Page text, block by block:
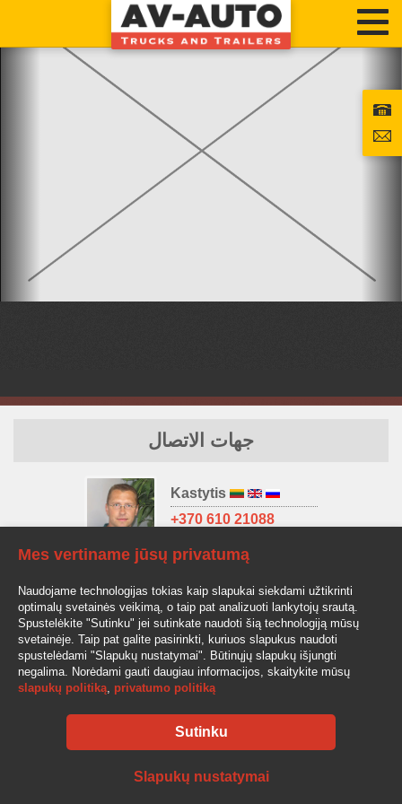
جهات الاتصال
Kastytis
+370 610 21088
+370 685 32966
antanas.stake@av-auto.lt
AV-AUTO, "Amžinos vertybės", UAB Lentvario g. 77, LT-25128 Vilnius
Tel.: +370 610 210 88
info@av-auto.lt
Mes vertiname jūsų privatumą
Naudojame technologijas tokias kaip slapukai siekdami užtikrinti
optimalų svetainės veikimą, o taip pat analizuoti lankytojų srautą.
Spustelėkite "Sutinku" jei sutinkate naudoti šią technologiją mūsų
svetainėje. Taip pat galite pasirinkti, kuriuos slapukus naudoti
spustelėdami "Slapukų nustatymai". Būtinųjų slapukų išjungti
negalima. Norėdami gauti daugiau informacijos, skaitykite mūsų
slapukų politiką, privatumo politiką
Sutinku
Slapukų nustatymai